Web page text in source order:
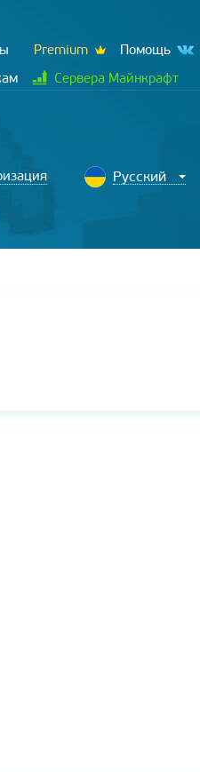
Premium
Помощь
Сервера Майнкрафт